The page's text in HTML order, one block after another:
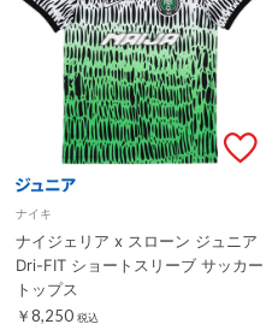
ナイキ
ナイジェリア x スローン ジュニア
Dri-FIT ショートスリーブ サッカー
トップス
￥8,250 税込